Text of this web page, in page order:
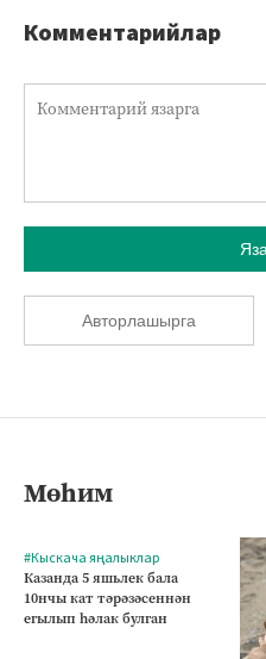
Комментарийлар
Авторлашырга
Мөһим
#Кыскача яңалыклар
Казанда 5 яшьлек бала
10нчы кат тәрәзәсеннән
егылып һәлак булган